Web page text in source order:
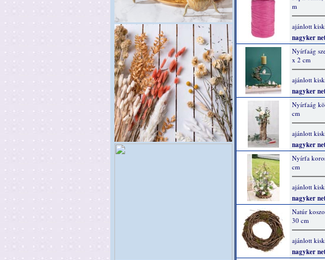
m
ajánlott
nagyker
Nyírfaág
x 2 cm
ajánlott
nagyker
Nyírfaág
cm
ajánlott
nagyker
Nyírfa
cm
ajánlott
nagyker
Natúr
30 cm
ajánlott
nagyker